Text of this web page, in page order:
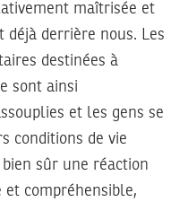
maîtrisée et
déjà derrière nous. Les
destinées à
sont ainsi
et les gens se
conditions de vie
sûr une réaction
compréhensible,